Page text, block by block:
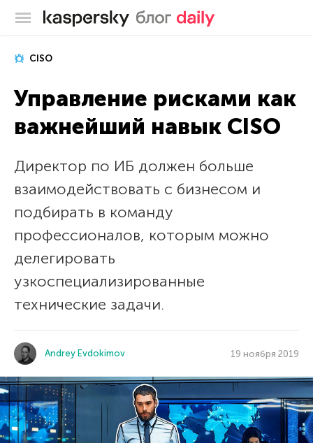
Блог Касперского
CISO
Управление рисками как
важнейший навык CISO
Директор по ИБ должен больше
взаимодействовать с бизнесом и
подбирать в команду
профессионалов, которым можно
делегировать
узкоспециализированные
технические задачи.
Andrey Evdokimov 19 ноября 2019